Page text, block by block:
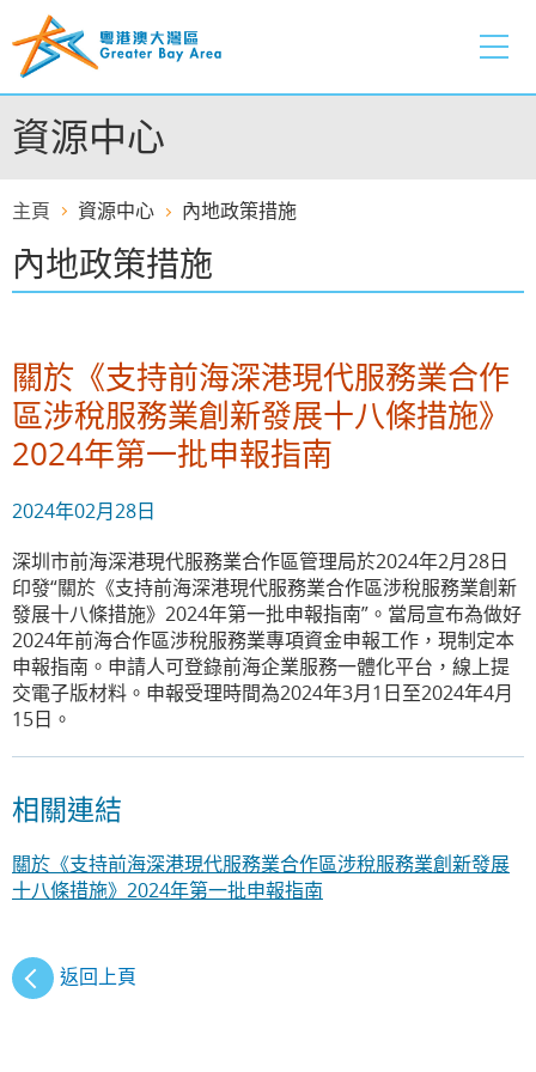
至
容
的
開
資源中心
主頁 資源中心 內地政策措施
內地政策措施
關於《支持前海深港現代服務業合作
區涉稅服務業創新發展十八條措施》
2024年第一批申報指南
2024年02月28日
深圳市前海深港現代服務業合作區管理局於2024年2月28日
印發“關於《支持前海深港現代服務業合作區涉稅服務業創新
發展十八條措施》2024年第一批申報指南”。當局宣布為做好
2024年前海合作區涉稅服務業專項資金申報工作，現制定本
申報指南。申請人可登錄前海企業服務一體化平台，線上提
交電子版材料。申報受理時間為2024年3月1日至2024年4月
15日。
相關連結
關於《支持前海深港現代服務業合作區涉稅服務業創新發展
十八條措施》2024年第一批申報指南
返回上頁